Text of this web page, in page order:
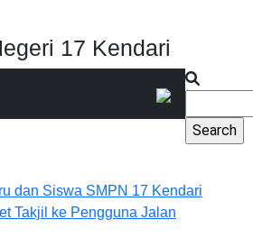
17 Kendari
dan Siswa SMPN 17 Kendari
Takjil ke Pengguna Jalan